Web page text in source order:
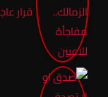
قرار